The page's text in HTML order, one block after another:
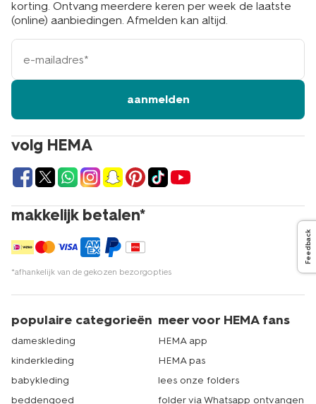
volg HEMA
makkelijk betalen*
*afhankelijk van de gekozen bezorgopties
korting. Ontvang meerdere keren per week de laatste
(online) aanbiedingen. Afmelden kan altijd.
e-
mailadres
aanmelden
populaire categorieën
dameskleding
kinderkleding
babykleding
beddengoed
meer voor HEMA fans
HEMA app
HEMA pas
lees onze folders
folder via Whatsapp ontvangen
Feedback